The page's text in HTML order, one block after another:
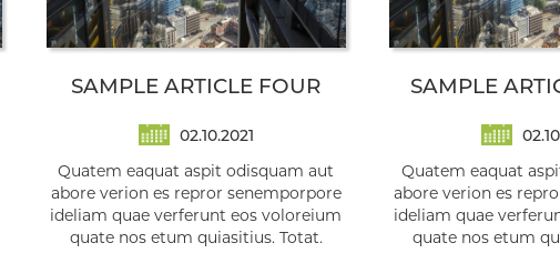
SAMPLE ARTICLE FOUR
02.10.2021
Quatem eaquat aspit odisquam aut
abore verion es repror senemporpore
ideliam quae verferunt eos voloreium
quate nos etum quiasitius. Totat.
SAMPLE
Quatem eaquat
abore verion es
ideliam quae
quate nos etum